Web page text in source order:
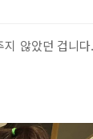
않았던 겁니